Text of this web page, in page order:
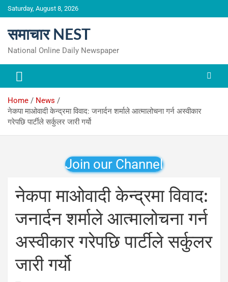
Skip
to
Saturday, August 8, 2026
समाचार NEST
National Online Daily Newspaper
Home
News
नेकपा माओवादी केन्द्रमा विवाद: जनार्दन शर्माले आत्मालोचना गर्न अस्वीकार
गरेपछि पार्टीले सर्कुलर जारी गर्यो
Join our Channel
नेकपा माओवादी केन्द्रमा विवाद:
जनार्दन शर्माले आत्मालोचना गर्न
अस्वीकार गरेपछि पार्टीले सर्कुलर
जारी गर्यो